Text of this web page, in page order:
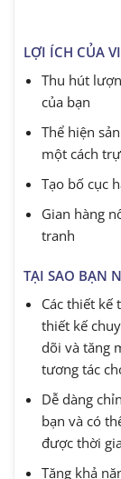
LỢI ÍCH CỦA
Thu hút
của bạn
Thể hiện
một cách
Tạo bố cục
Gian hàng
tranh
TẠI SAO BẠN
Các thiết kế
thiết kế
dõi và tăng
tương tác
Dễ dàng
bạn và có
được thời
Tăng khả